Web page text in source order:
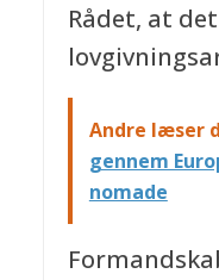
Rådet, at
Andre læser
gennem
nomade